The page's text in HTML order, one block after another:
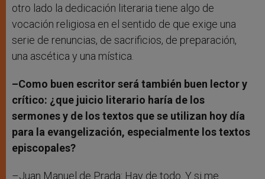
otro lado la dedicación literaria tiene algo de
vocación religiosa en el sentido de que exige una
serie de renuncias, de sacrificios, de preparación,
una ascética y una mística.
–Como buen escritor será también buen lector y
crítico: ¿que juicio literario haría de los
sermones y de los textos que se utilizan hoy día
para la evangelización, especialmente los textos
episcopales?
–Juan Manuel de Prada: Hay de todo. Y si me